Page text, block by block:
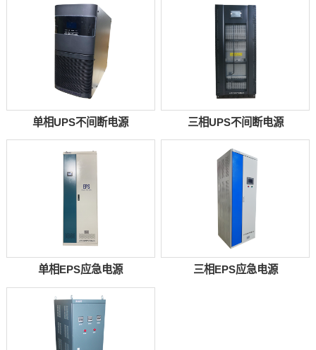
单相UPS不间断电源 三相UPS不间断电源
单相EPS应急电源 三相EPS应急电源